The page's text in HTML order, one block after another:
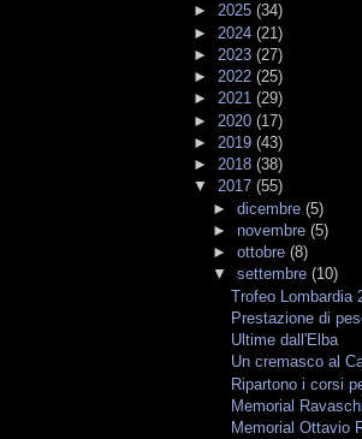
► 2025 (34)
► 2024 (21)
► 2023 (27)
► 2022 (25)
► 2021 (29)
► 2020 (17)
► 2019 (43)
► 2018 (38)
▼ 2017 (55)
► dicembre (5)
► novembre (5)
► ottobre (8)
▼ settembre (10)
Trofeo Lombardia
Prestazione di
Ultime dall'Elba
Un cremasco al
Ripartono i corsi
Memorial
Memorial Ottavio